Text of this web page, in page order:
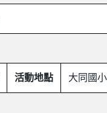
活動地點 大同國